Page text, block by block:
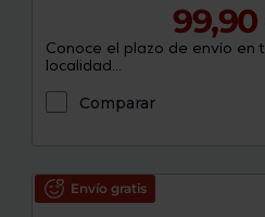
Conoce el plazo de envío en
localidad...
Comparar
Envío gratis